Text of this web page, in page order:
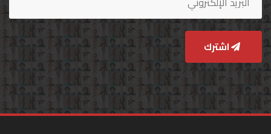
اشترك